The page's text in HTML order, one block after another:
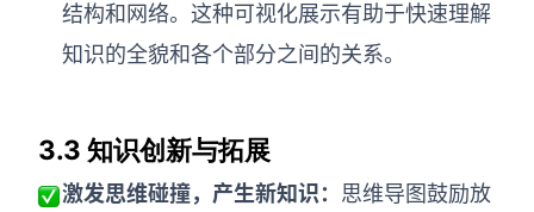
结构和网络。这种可视化展示有助于快速理解
知识的全貌和各个部分之间的关系。
3.3 知识创新与拓展
激发思维碰撞，产生新知识： 思维导图鼓励放